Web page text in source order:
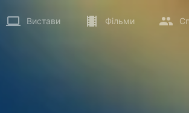
Вистави Фільми